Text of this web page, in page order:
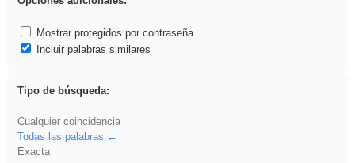
Mostrar protegidos por contraseña
Incluir palabras similares
Tipo de búsqueda:
Cualquier coincidencia
Todas las palabras
Exacta